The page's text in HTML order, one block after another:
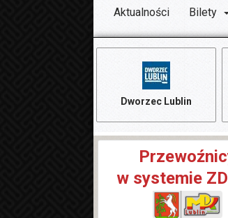
Aktualności Bilety
Dworzec Lublin
w systemie